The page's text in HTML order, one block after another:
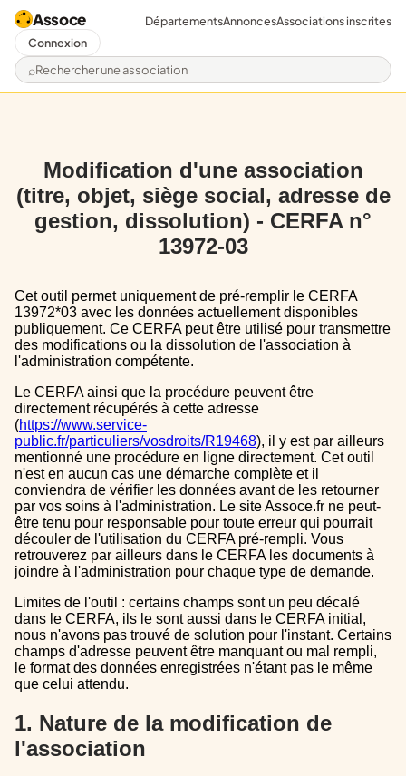
Assoce
Rechercher une association
DépartementsAnnoncesAssociations inscrites
Connexion
Modification d'une association
(titre, objet, siège social, adresse de
gestion, dissolution) - CERFA n°
13972-03
Cet outil permet uniquement de pré-remplir le CERFA
13972*03 avec les données actuellement disponibles
publiquement. Ce CERFA peut être utilisé pour transmettre
des modifications ou la dissolution de l'association à
l'administration compétente.
Le CERFA ainsi que la procédure peuvent être
directement récupérés à cette adresse
(https://www.service-
public.fr/particuliers/vosdroits/R19468), il y est par ailleurs
mentionné une procédure en ligne directement. Cet outil
n'est en aucun cas une démarche complète et il
conviendra de vérifier les données avant de les retourner
par vos soins à l'administration. Le site Assoce.fr ne peut-
être tenu pour responsable pour toute erreur qui pourrait
découler de l'utilisation du CERFA pré-rempli. Vous
retrouverez par ailleurs dans le CERFA les documents à
joindre à l'administration pour chaque type de demande.
Limites de l'outil : certains champs sont un peu décalé
dans le CERFA, ils le sont aussi dans le CERFA initial,
nous n'avons pas trouvé de solution pour l'instant. Certains
champs d'adresse peuvent être manquant ou mal rempli,
le format des données enregistrées n'étant pas le même
que celui attendu.
1. Nature de la modification de
l'association